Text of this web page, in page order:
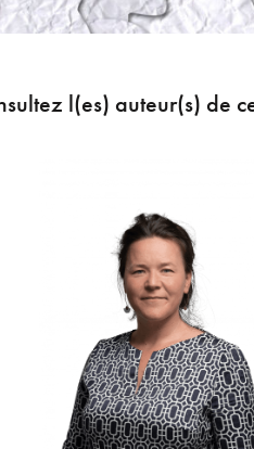
l(es) auteur(s) de